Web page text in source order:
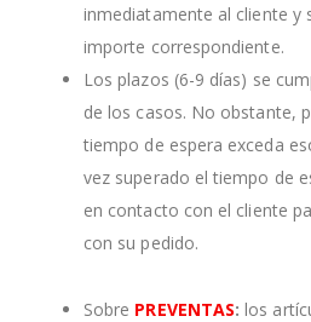
inmediatamente al cliente y
importe correspondiente.
Los plazos (6-9 días) se
de los casos. No obstante,
tiempo de espera exceda
vez superado el tiempo de
en contacto con el cliente
con su pedido.
Sobre PREVENTAS:los